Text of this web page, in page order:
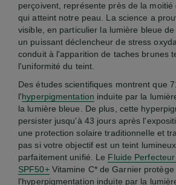
perçoivent, représente près de la
qui atteint notre peau. La science a
visible, en particulier la lumière bleue
un puissant déclencheur de stress
conduit à l'apparition de taches brunes
l'uniformité du teint.
Des études scientifiques montrent que
l'hyperpigmentation induite par la
la lumière bleue. De plus, cette
persister jusqu'à 43 jours après
une protection solaire traditionnelle et
pas si votre objectif est un teint
parfaitement unifié. Le Fluide
SPF50+Vitamine C*de Garnier protège
l'hyperpigmentation induite par la